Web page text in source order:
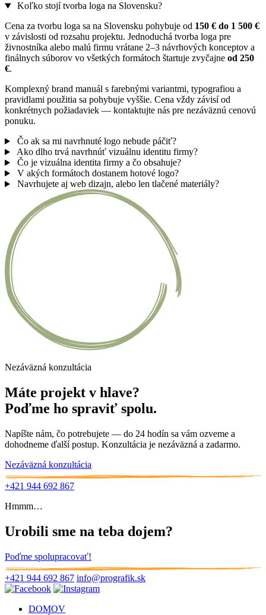
Koľko stojí tvorba loga na Slovensku?
Cena za tvorbu loga sa na Slovensku pohybuje od 150 € do 1 500 €
v závislosti od rozsahu projektu. Jednoduchá tvorba loga pre
živnostníka alebo malú firmu vrátane 2–3 návrhových konceptov a
finálnych súborov vo všetkých formátoch štartuje zvyčajne od 250
€.
Komplexný brand manuál s farebnými variantmi, typografiou a
pravidlami použitia sa pohybuje vyššie. Cena vždy závisí od
konkrétnych požiadaviek — kontaktujte nás pre nezáväznú cenovú
ponuku.
Čo ak sa mi navrhnuté logo nebude páčiť?
Ako dlho trvá navrhnúť vizuálnu identitu firmy?
Čo je vizuálna identita firmy a čo obsahuje?
V akých formátoch dostanem hotové logo?
Navrhujete aj web dizajn, alebo len tlačené materiály?
Nezáväzná konzultácia
Máte projekt v hlave?
Poďme ho spraviť spolu.
Napíšte nám, čo potrebujete — do 24 hodín sa vám ozveme a
dohodneme ďalší postup. Konzultácia je nezáväzná a zadarmo.
Nezáväzná konzultácia
+421 944 692 867
Hmmm…
Urobili sme na teba dojem?
Poďme spolupracovať!
+421 944 692 867 info@prografik.sk
DOMOV